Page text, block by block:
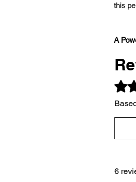
this
A
Rated
6